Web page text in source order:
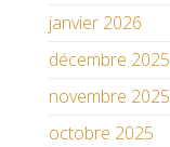
janvier 2026
décembre 2025
novembre 2025
octobre 2025